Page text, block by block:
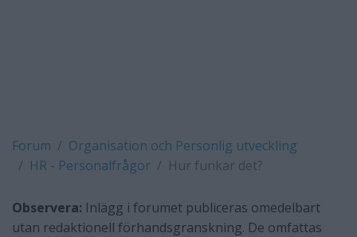
Forum
Organisation och Personlig utveckling
HR - Personalfrågor
Hur funkar det?
Observera: Inlägg i forumet publiceras omedelbart
utan redaktionell förhandsgranskning. De omfattas